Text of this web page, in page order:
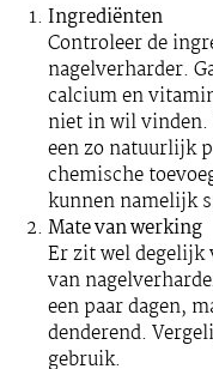
Ingrediënten
Controleer de
nagelverharder.
calcium en
niet in wil vinden.
een zo natuurlijk
chemische
kunnen namelijk
Mate van werking
Er zit wel degelijk
van
een paar dagen,
denderend.
gebruik.